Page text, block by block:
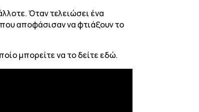
Όταν τελειώσει ένα
αποφάσισαν να φτιάξουν το
μπορείτε να το δείτε εδώ.